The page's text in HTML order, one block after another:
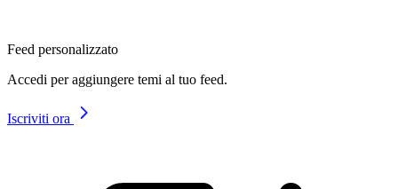
Feed personalizzato
Accedi per aggiungere temi al tuo feed.
Iscriviti ora